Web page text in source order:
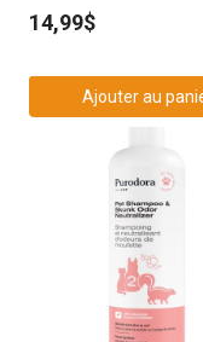
14,99$
Ajouter au